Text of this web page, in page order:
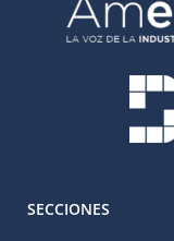
SECCIONES